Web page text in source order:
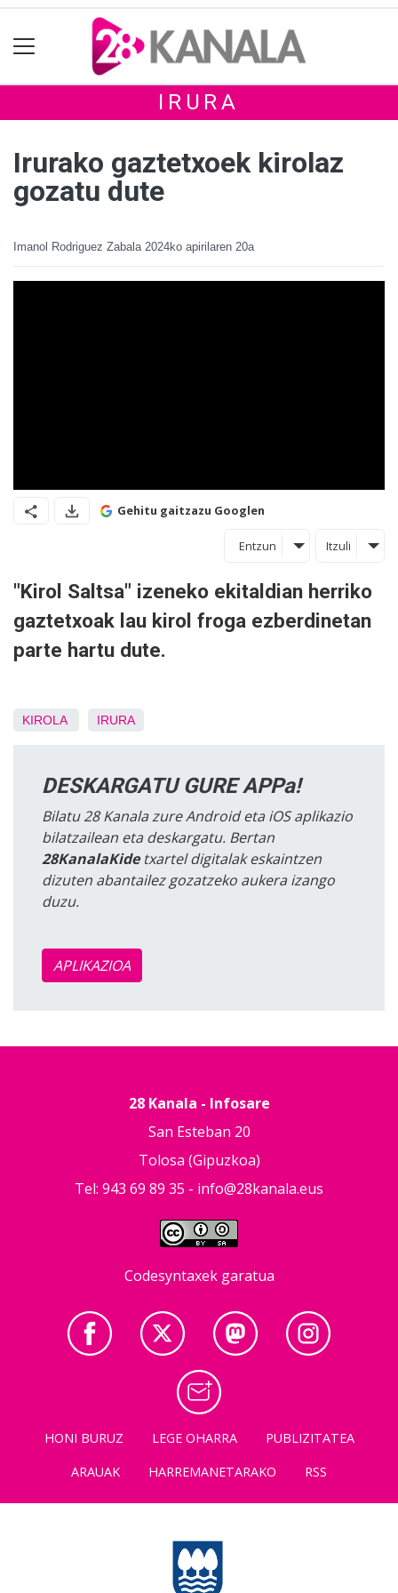
IRURA
Irurako gaztetxoek kirolaz
gozatu dute
Imanol Rodriguez Zabala 2024ko apirilaren 20a
Gehitu gaitzazu Googlen
Entzun Itzuli
"Kirol Saltsa" izeneko ekitaldian herriko
gaztetxoak lau kirol froga ezberdinetan
parte hartu dute.
KIROLA IRURA
DESKARGATU GURE APPa!
Bilatu 28 Kanala zure Android eta iOS aplikazio
bilatzailean eta deskargatu. Bertan
28KanalaKidetxartel digitalak eskaintzen
dizuten abantailez gozatzeko aukera izango
duzu.
APLIKAZIOA
28 Kanala - Infosare
San Esteban 20
Tolosa (Gipuzkoa)
Tel: 943 69 89 35 - info@28kanala.eus
Codesyntaxek garatua
HONI BURUZ LEGE OHARRA
PUBLIZITATEA
ARAUAK
HARREMANETARAKO RSS